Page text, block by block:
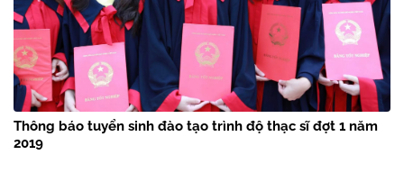
Thông báo tuyển sinh đào tạo trình độ thạc sĩ đợt 1 năm
2019